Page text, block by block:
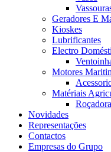
Geradores E
Kioskes
Lubrificantes
Electro
Motores
Matériais
Novidades
Representações
Contactos
Empresas do Grupo